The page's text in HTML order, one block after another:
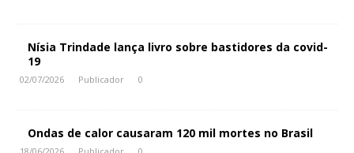
Nísia Trindade lança livro sobre bastidores da covid-
19
02/07/2026 Publicador 0
Ondas de calor causaram 120 mil mortes no Brasil